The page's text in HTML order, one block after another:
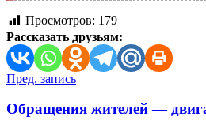
Просмотров: 179
Рассказать друзьям:
Навигация
по
записям
Пред. запись
Обращения жителей —